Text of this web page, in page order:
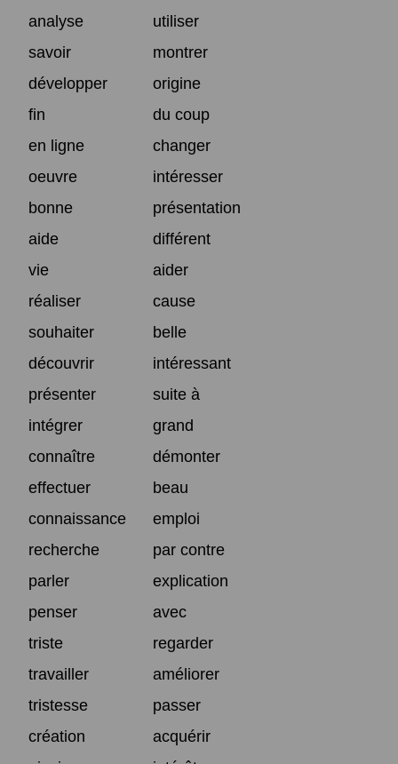
analyse
utiliser
savoir
montrer
développer
origine
fin
du coup
en ligne
changer
oeuvre
intéresser
bonne
présentation
aide
différent
vie
aider
réaliser
cause
souhaiter
belle
découvrir
intéressant
présenter
suite à
intégrer
grand
connaître
démonter
effectuer
beau
connaissance
emploi
recherche
par contre
parler
explication
penser
avec
triste
regarder
travailler
améliorer
tristesse
passer
création
acquérir